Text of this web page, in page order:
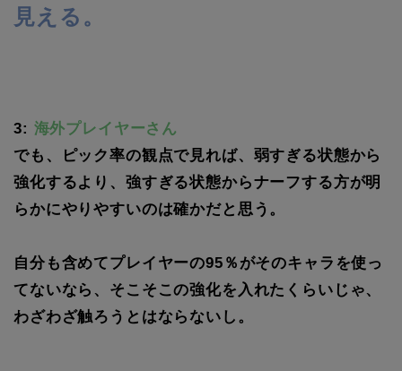
見える。
3: 海外プレイヤーさん
でも、ピック率の観点で見れば、弱すぎる状態から
強化するより、強すぎる状態からナーフする方が明
らかにやりやすいのは確かだと思う。
自分も含めてプレイヤーの95％がそのキャラを使っ
てないなら、そこそこの強化を入れたくらいじゃ、
わざわざ触ろうとはならないし。